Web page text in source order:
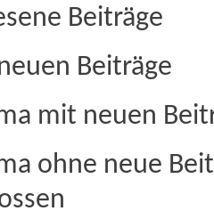
Beiträge
Beiträge
mit neuen
ohne neue